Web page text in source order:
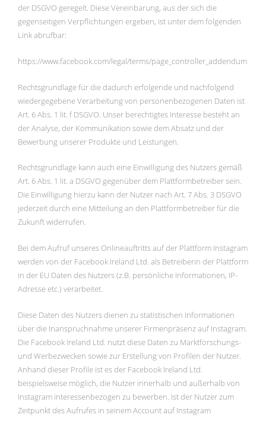
der DSGVO geregelt. Diese Vereinbarung, aus der sich die
gegenseitigen Verpflichtungen ergeben, ist unter dem folgenden
Link abrufbar:
https://www.facebook.com/legal/terms/page_controller_addendum
Rechtsgrundlage für die dadurch erfolgende und nachfolgend
wiedergegebene Verarbeitung von personenbezogenen Daten ist
Art. 6 Abs. 1 lit. f DSGVO. Unser berechtigtes Interesse besteht an
der Analyse, der Kommunikation sowie dem Absatz und der
Bewerbung unserer Produkte und Leistungen.
Rechtsgrundlage kann auch eine Einwilligung des Nutzers gemäß
Art. 6 Abs. 1 lit. a DSGVO gegenüber dem Plattformbetreiber sein.
Die Einwilligung hierzu kann der Nutzer nach Art. 7 Abs. 3 DSGVO
jederzeit durch eine Mitteilung an den Plattformbetreiber für die
Zukunft widerrufen.
Bei dem Aufruf unseres Onlineauftritts auf der Plattform Instagram
werden von der Facebook Ireland Ltd. als Betreiberin der Plattform
in der EU Daten des Nutzers (z.B. persönliche Informationen, IP-
Adresse etc.) verarbeitet.
Diese Daten des Nutzers dienen zu statistischen Informationen
über die Inanspruchnahme unserer Firmenpräsenz auf Instagram.
Die Facebook Ireland Ltd. nutzt diese Daten zu Marktforschungs-
und Werbezwecken sowie zur Erstellung von Profilen der Nutzer.
Anhand dieser Profile ist es der Facebook Ireland Ltd.
beispielsweise möglich, die Nutzer innerhalb und außerhalb von
Instagram interessenbezogen zu bewerben. Ist der Nutzer zum
Zeitpunkt des Aufrufes in seinem Account auf Instagram